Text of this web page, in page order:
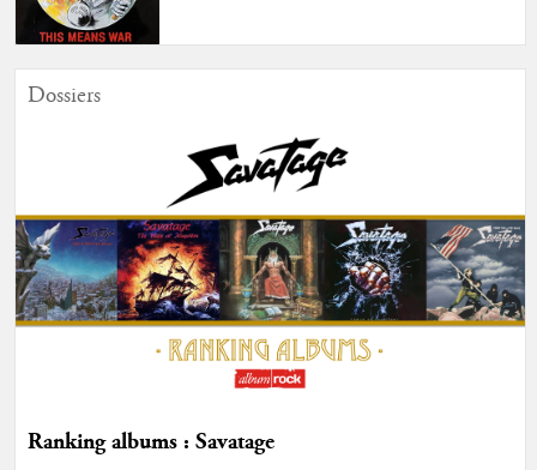
Dossiers
Ranking albums : Savatage